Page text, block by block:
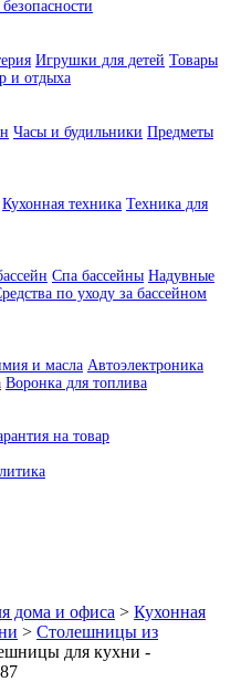
Игрушки для детей Товары
и отдыха
Часы и будильники Предметы
Кухонная техника Техника для
Спа бассейны Надувные
по уходу за бассейном
и масла Автоэлектроника
Воронка для топлива
на товар
дома и офиса > Кухонная
> Столешницы из
для кухни -